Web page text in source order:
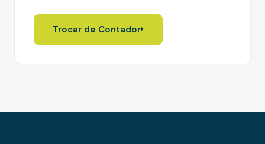
Trocar de Contador